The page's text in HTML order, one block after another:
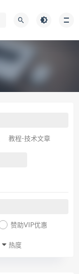
教程-技术文章
赞助VIP优惠
热度